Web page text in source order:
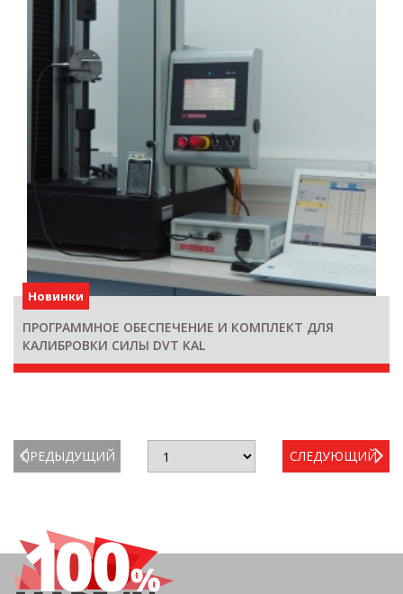
Новинки
ПРОГРАММНОЕ ОБЕСПЕЧЕНИЕ И КОМПЛЕКТ ДЛЯ
КАЛИБРОВКИ СИЛЫ DVT KAL
ПРЕДЫДУЩИЙ СЛЕДУЮЩИЙ